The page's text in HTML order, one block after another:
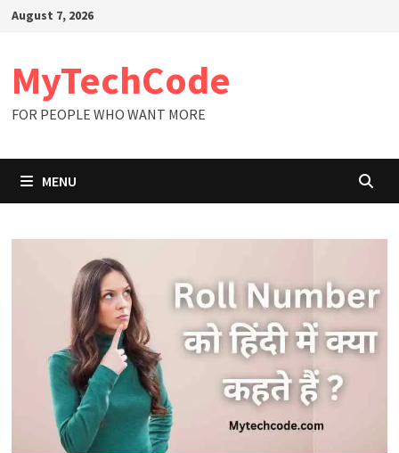
SkipAugust 7, 2026
MyTechCode
FOR PEOPLE WHO WANT MORE
MENU